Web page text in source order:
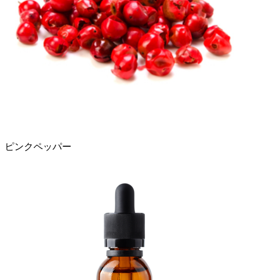
ピンクペッパー